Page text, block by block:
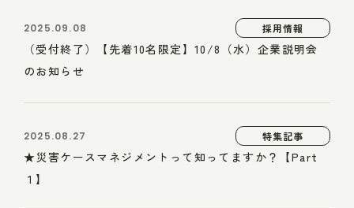
2025.09.08 採用情報
（受付終了）【先着10名限定】10/8（水）企業説明会
のお知らせ
2025.08.27 特集記事
★災害ケースマネジメントって知ってますか？【Part
１】